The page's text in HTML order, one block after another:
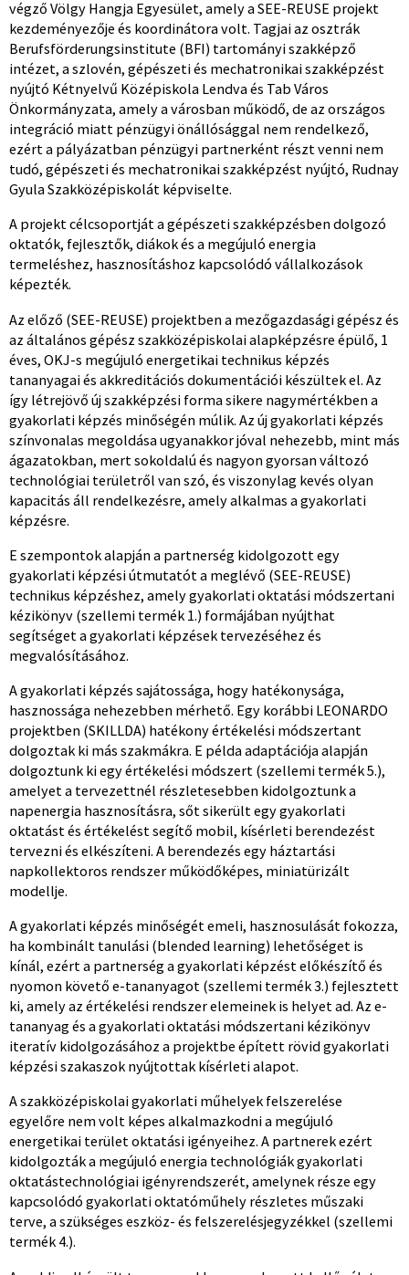
végző Völgy Hangja Egyesület, amely a SEE-REUSE projekt
kezdeményezője és koordinátora volt. Tagjai az osztrák
Berufsförderungsinstitute (BFI) tartományi szakképző
intézet, a szlovén, gépészeti és mechatronikai szakképzést
nyújtó Kétnyelvű Középiskola Lendva és Tab Város
Önkormányzata, amely a városban működő, de az országos
integráció miatt pénzügyi önállósággal nem rendelkező,
ezért a pályázatban pénzügyi partnerként részt venni nem
tudó, gépészeti és mechatronikai szakképzést nyújtó, Rudnay
Gyula Szakközépiskolát képviselte.
A projekt célcsoportját a gépészeti szakképzésben dolgozó
oktatók, fejlesztők, diákok és a megújuló energia
termeléshez, hasznosításhoz kapcsolódó vállalkozások
képezték.
Az előző (SEE-REUSE) projektben a mezőgazdasági gépész és
az általános gépész szakközépiskolai alapképzésre épülő, 1
éves, OKJ-s megújuló energetikai technikus képzés
tananyagai és akkreditációs dokumentációi készültek el. Az
így létrejövő új szakképzési forma sikere nagymértékben a
gyakorlati képzés minőségén múlik. Az új gyakorlati képzés
színvonalas megoldása ugyanakkor jóval nehezebb, mint más
ágazatokban, mert sokoldalú és nagyon gyorsan változó
technológiai területről van szó, és viszonylag kevés olyan
kapacitás áll rendelkezésre, amely alkalmas a gyakorlati
képzésre.
E szempontok alapján a partnerség kidolgozott egy
gyakorlati képzési útmutatót a meglévő (SEE-REUSE)
technikus képzéshez, amely gyakorlati oktatási módszertani
kézikönyv (szellemi termék 1.) formájában nyújthat
segítséget a gyakorlati képzések tervezéséhez és
megvalósításához.
A gyakorlati képzés sajátossága, hogy hatékonysága,
hasznossága nehezebben mérhető. Egy korábbi LEONARDO
projektben (SKILLDA) hatékony értékelési módszertant
dolgoztak ki más szakmákra. E példa adaptációja alapján
dolgoztunk ki egy értékelési módszert (szellemi termék 5.),
amelyet a tervezettnél részletesebben kidolgoztunk a
napenergia hasznosításra, sőt sikerült egy gyakorlati
oktatást és értékelést segítő mobil, kísérleti berendezést
tervezni és elkészíteni. A berendezés egy háztartási
napkollektoros rendszer működőképes, miniatürizált
modellje.
A gyakorlati képzés minőségét emeli, hasznosulását fokozza,
ha kombinált tanulási (blended learning) lehetőséget is
kínál, ezért a partnerség a gyakorlati képzést előkészítő és
nyomon követő e-tananyagot (szellemi termék 3.) fejlesztett
ki, amely az értékelési rendszer elemeinek is helyet ad. Az e-
tananyag és a gyakorlati oktatási módszertani kézikönyv
iteratív kidolgozásához a projektbe épített rövid gyakorlati
képzési szakaszok nyújtottak kísérleti alapot.
A szakközépiskolai gyakorlati műhelyek felszerelése
egyelőre nem volt képes alkalmazkodni a megújuló
energetikai terület oktatási igényeihez. A partnerek ezért
kidolgozták a megújuló energia technológiák gyakorlati
oktatástechnológiai igényrendszerét, amelynek része egy
kapcsolódó gyakorlati oktatóműhely részletes műszaki
terve, a szükséges eszköz- és felszerelésjegyzékkel (szellemi
termék 4.).